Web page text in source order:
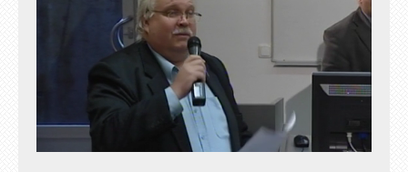
1.41%
Esituskiirused
Auto